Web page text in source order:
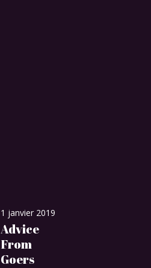
1 janvier 2019
Advice
From
Goers